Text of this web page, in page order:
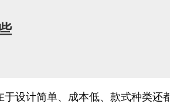
设计简单、成本低、款式种类还